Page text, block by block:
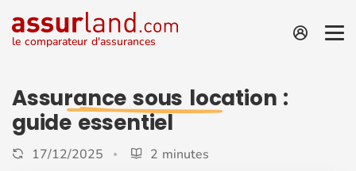
le comparateur d'assurances
Assurance sous location :
guide essentiel
17/12/2025 2 minutes